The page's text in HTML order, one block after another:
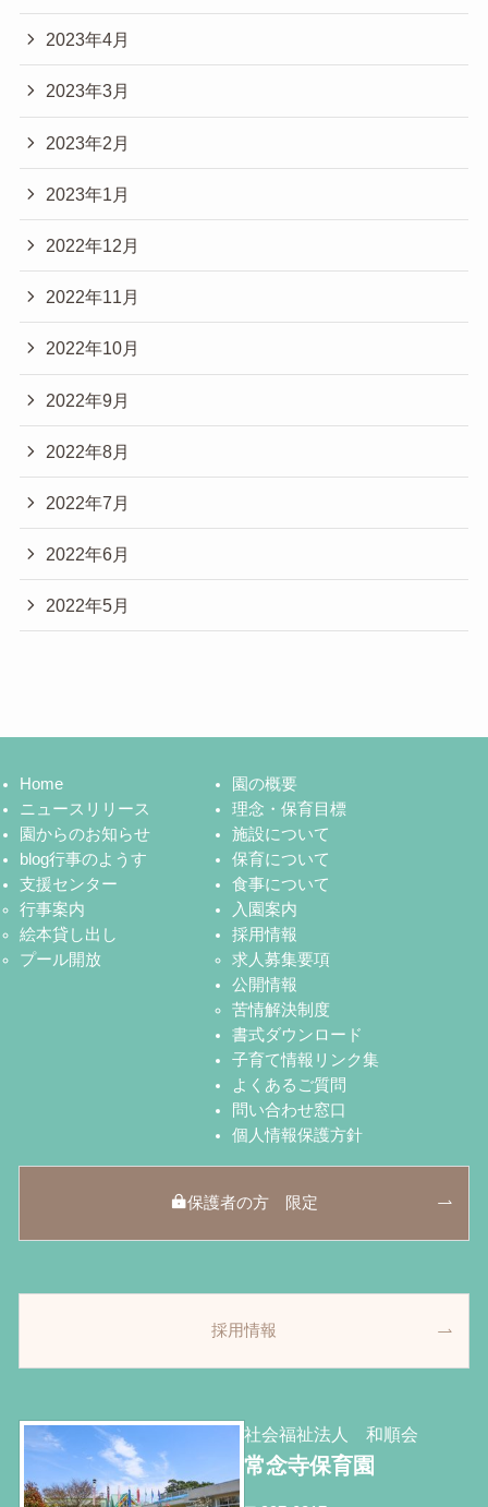
2023年4月
2023年3月
2023年2月
2023年1月
2022年12月
2022年11月
2022年10月
2022年9月
2022年8月
2022年7月
2022年6月
2022年5月
Home
ニュースリリース
園からのお知らせ
blog行事のようす
支援センター
行事案内
絵本貸し出し
プール開放
園の概要
理念・保育目標
施設について
保育について
食事について
入園案内
採用情報
求人募集要項
公開情報
苦情解決制度
書式ダウンロード
子育て情報リンク集
よくあるご質問
問い合わせ窓口
個人情報保護方針
保護者の方 限定
採用情報
社会福祉法人 和順会
常念寺保育園